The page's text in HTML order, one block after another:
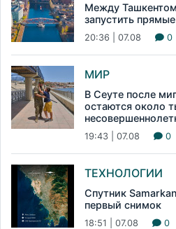
Между
запустить
20:36 | 07.08 0
МИР
В Сеуте после
остаются около
19:43 | 07.08 0
ТЕХНОЛОГИИ
Спутник
первый снимок
18:51 | 07.08 0